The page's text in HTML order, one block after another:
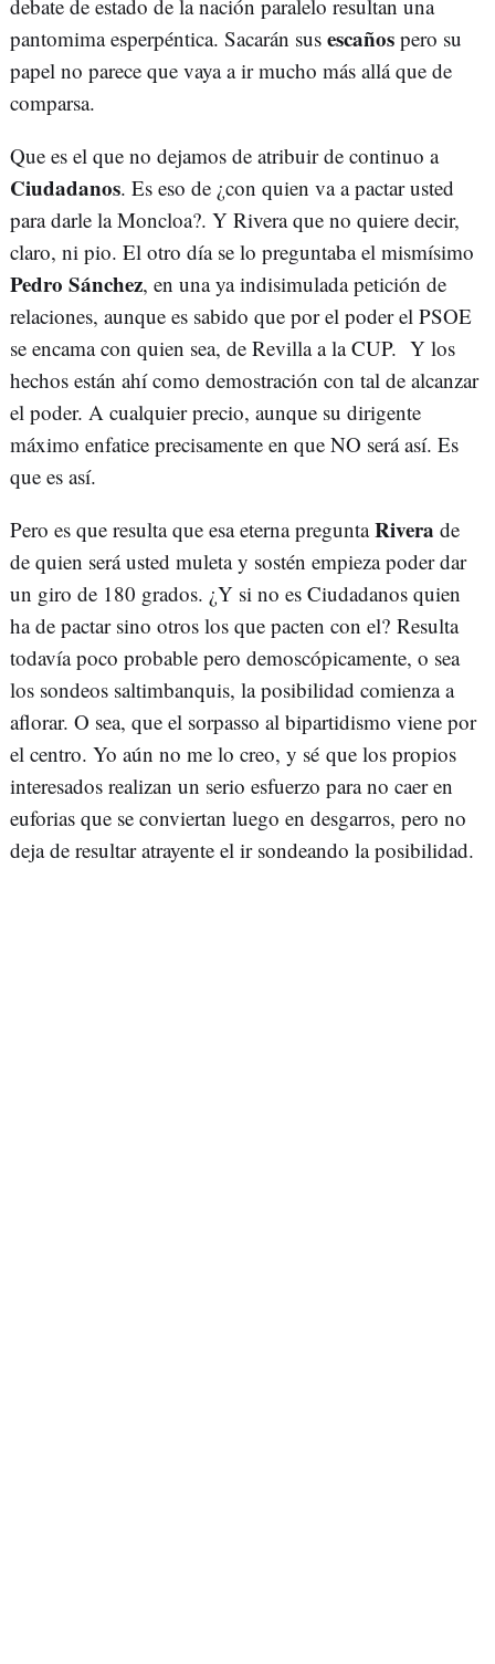
debate de estado de la nación paralelo resultan una
pantomima esperpéntica. Sacarán sus escaños pero su
papel no parece que vaya a ir mucho más allá que de
comparsa.
Que es el que no dejamos de atribuir de continuo a
Ciudadanos. Es eso de ¿con quien va a pactar usted
para darle la Moncloa?. Y Rivera que no quiere decir,
claro, ni pio. El otro día se lo preguntaba el mismísimo
Pedro Sánchez, en una ya indisimulada petición de
relaciones, aunque es sabido que por el poder el PSOE
se encama con quien sea, de Revilla a la CUP. Y los
hechos están ahí como demostración con tal de alcanzar
el poder. A cualquier precio, aunque su dirigente
máximo enfatice precisamente en que NO será así. Es
que es así.
Pero es que resulta que esa eterna preguntaRivera de
de quien será usted muleta y sostén empieza poder dar
un giro de 180 grados. ¿Y si no es Ciudadanos quien
ha de pactar sino otros los que pacten con el? Resulta
todavía poco probable pero demoscópicamente, o sea
los sondeos saltimbanquis, la posibilidad comienza a
aflorar. O sea, que el sorpasso al bipartidismo viene por
el centro. Yo aún no me lo creo, y sé que los propios
interesados realizan un serio esfuerzo para no caer en
euforias que se conviertan luego en desgarros, pero no
deja de resultar atrayente el ir sondeando la posibilidad.